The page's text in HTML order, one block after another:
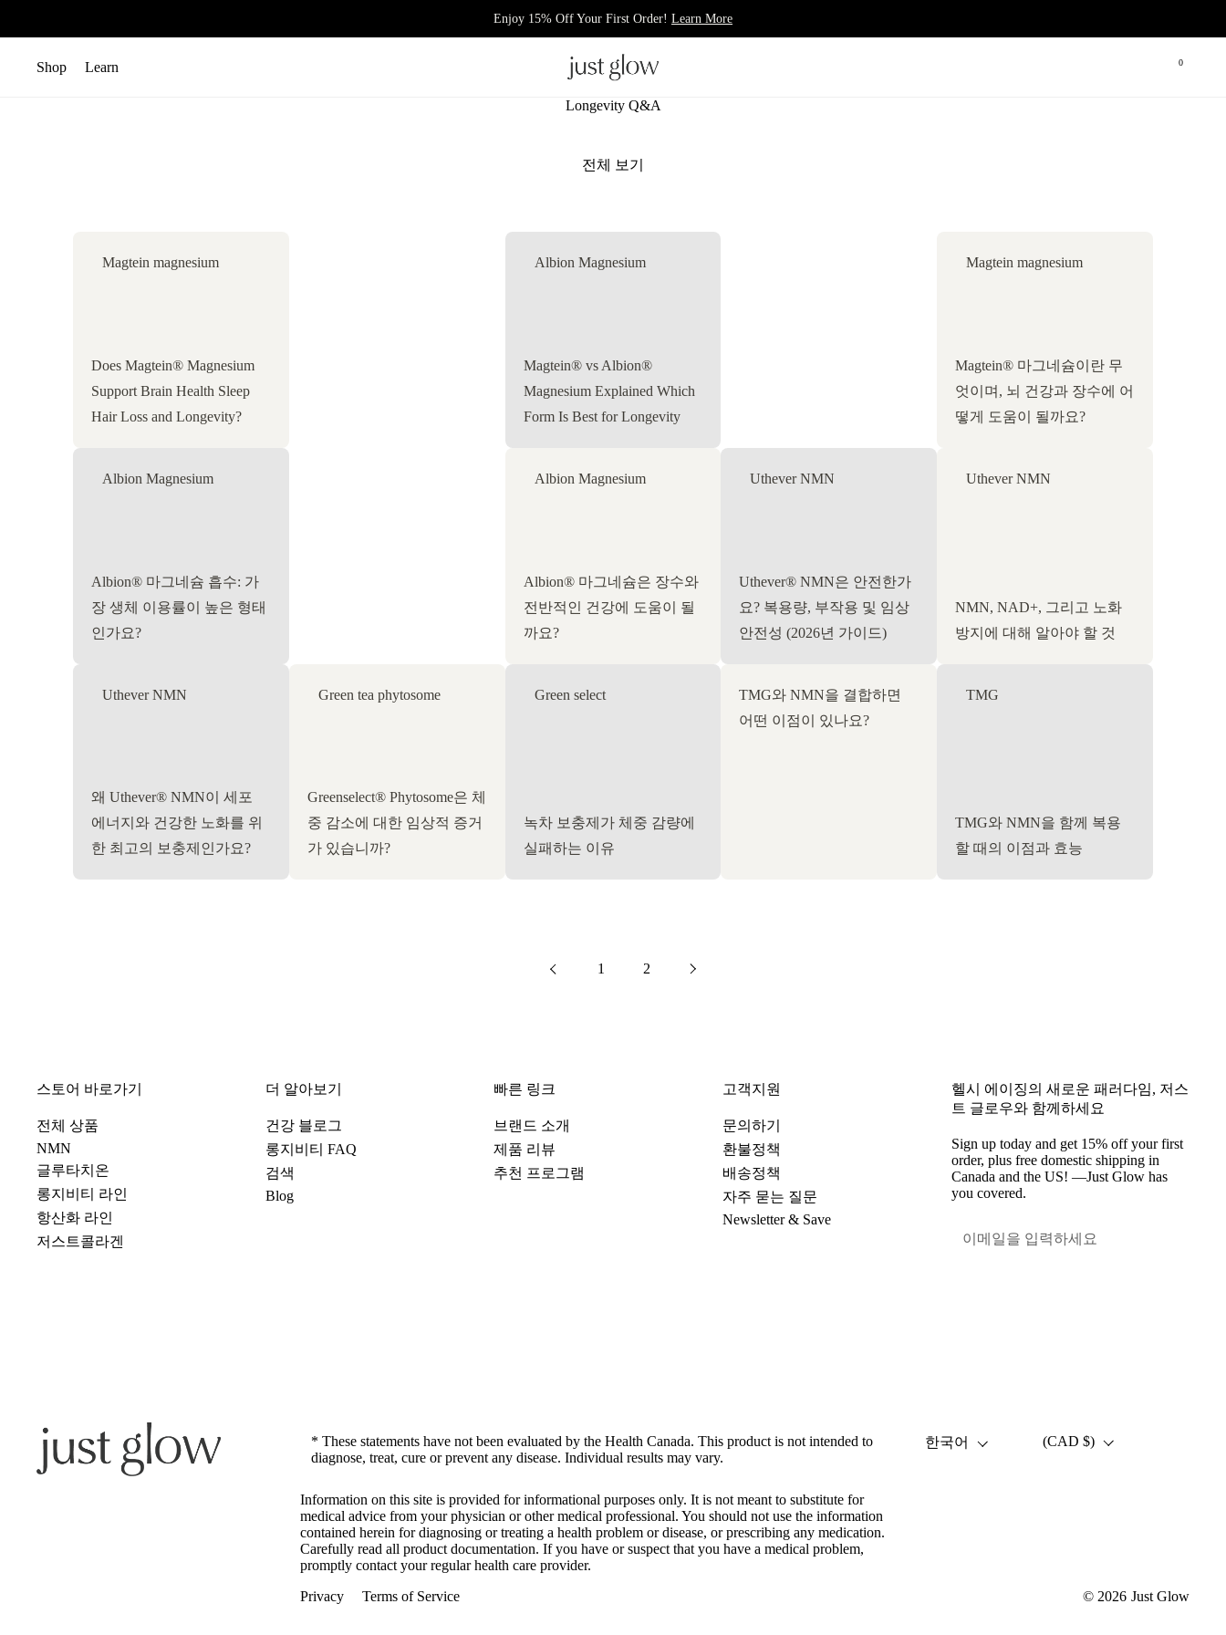
Enjoy 15% Off Your First Order! Learn More
장바구
0
메뉴 열기
Shop 메뉴 열기
Learn
Longevity Q&A
전체 보기
Magtein magnesium
Does Magtein® Magnesium
Support Brain Health Sleep
Hair Loss and Longevity?
Albion Magnesium
Magtein® vs Albion®
Magnesium Explained Which
Form Is Best for Longevity
Magtein magnesium
Magtein® 마그네슘이란 무
엇이며, 뇌 건강과 장수에 어
떻게 도움이 될까요?
Albion Magnesium
Albion® 마그네슘 흡수: 가
장 생체 이용률이 높은 형태
인가요?
Albion Magnesium
Albion® 마그네슘은 장수와
전반적인 건강에 도움이 될
까요?
Uthever NMN
Uthever® NMN은 안전한가
요? 복용량, 부작용 및 임상
안전성 (2026년 가이드)
Uthever NMN
NMN, NAD+, 그리고 노화
방지에 대해 알아야 할 것
Uthever NMN
왜 Uthever® NMN이 세포
에너지와 건강한 노화를 위
한 최고의 보충제인가요?
Green tea phytosome
Greenselect® Phytosome은 체
중 감소에 대한 임상적 증거
가 있습니까?
Green select
녹차 보충제가 체중 감량에
실패하는 이유
TMG와 NMN을 결합하면
어떤 이점이 있나요?
TMG
TMG와 NMN을 함께 복용
할 때의 이점과 효능
이전의 page
1 page
2 다음
스토어 바로가기
전체 상품
NMN
글루타치온
롱지비티 라인
항산화 라인
저스트콜라겐
더 알아보기
건강 블로그
롱지비티 FAQ
검색
Blog
빠른 링크
브랜드 소개
제품 리뷰
추천 프로그램
고객지원
문의하기
환불정책
배송정책
자주 묻는 질문
Newsletter & Save
헬시 에이징의 새로운 패러다임, 저스
트 글로우와 함께하세요
Sign up today and get 15% off your first
order, plus free domestic shipping in
Canada and the US! —Just Glow has
you covered.
* These statements have not been evaluated by the Health Canada. This product is not intended to
diagnose, treat, cure or prevent any disease. Individual results may vary.
Information on this site is provided for informational purposes only. It is not meant to substitute for
medical advice from your physician or other medical professional. You should not use the information
contained herein for diagnosing or treating a health problem or disease, or prescribing any medication.
Carefully read all product documentation. If you have or suspect that you have a medical problem,
promptly contact your regular health care provider.
Privacy
Terms of Service © 2026 Just Glow
언어한국어 국가/지역
(CAD $)